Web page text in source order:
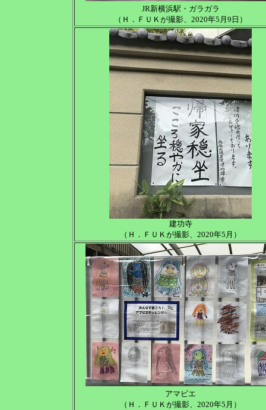
JR新横浜駅・ガラガラ
（Ｈ．ＦＵＫが撮影、2020年5月9日）
建功寺
（Ｈ．ＦＵＫが撮影、2020年5月）
アマビエ
（Ｈ．ＦＵＫが撮影、2020年5月）